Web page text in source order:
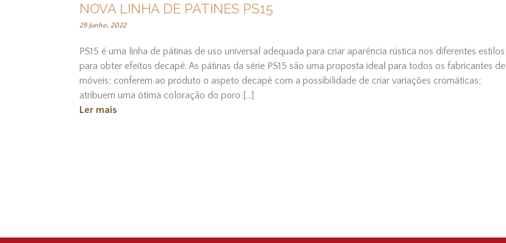
NOVA LINHA DE PATINES PS15
29 Junho, 2022
PS15 é uma linha de pátinas de uso universal adequada para criar aparência rústica nos diferentes estilos
para obter efeitos decapê. As pátinas da série PS15 são uma proposta ideal para todos os fabricantes de
móveis; conferem ao produto o aspeto decapê com a possibilidade de criar variações cromáticas;
atribuem uma ótima coloração do poro [...]
Ler mais